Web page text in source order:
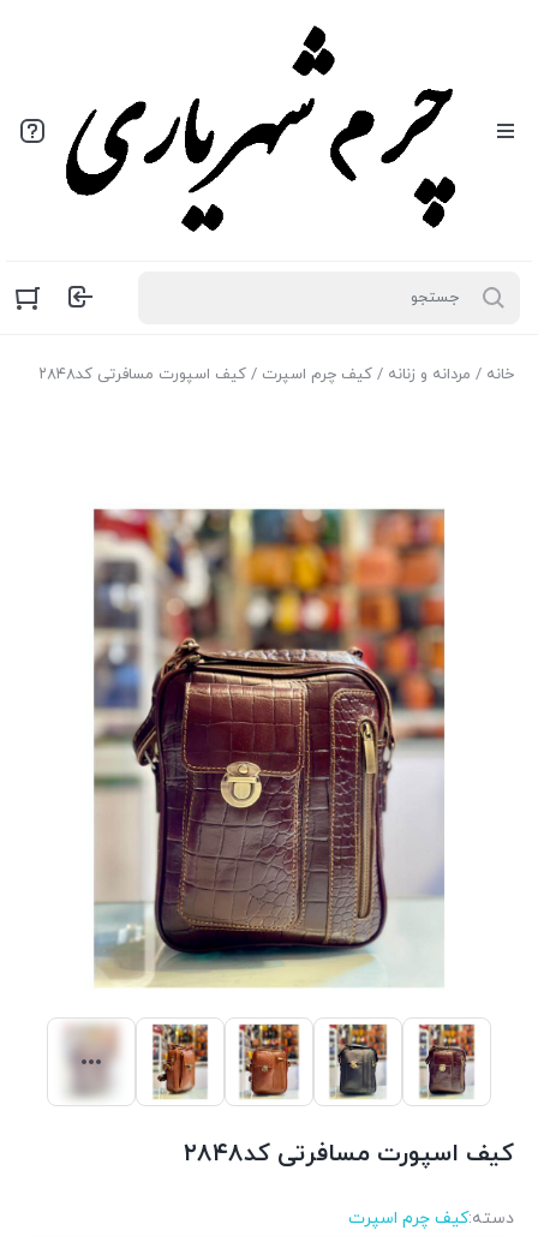
خانه / مردانه و زنانه / کیف چرم اسپرت / کیف اسپورت مسافرتی کد۲۸۴۸
کیف اسپورت مسافرتی کد۲۸۴۸
دسته:کیف چرم اسپرت